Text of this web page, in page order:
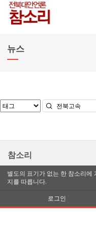
뉴스
참소리
별도의 표기가 없는 한 참소리
지를 따릅니다.
로그인